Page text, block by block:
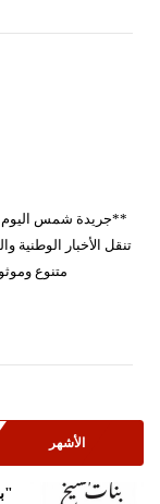
**جريدة شمس اليوم
تنقل الأخبار الوطنية
متنوع
الأشهر